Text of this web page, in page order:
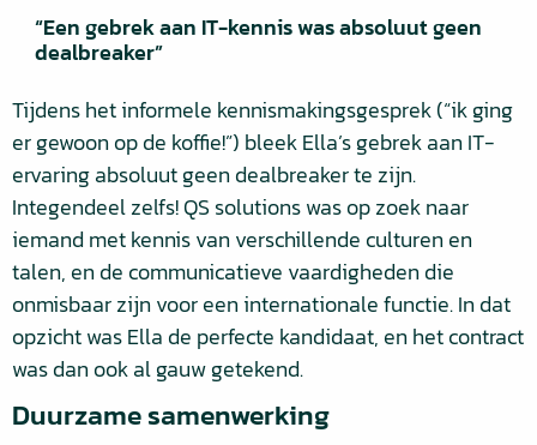
“Een gebrek aan IT-kennis was absoluut geen
dealbreaker”
Tijdens het informele kennismakingsgesprek (“ik ging
er gewoon op de koffie!”) bleek Ella’s gebrek aan IT-
ervaring absoluut geen dealbreaker te zijn.
Integendeel zelfs! QS solutions was op zoek naar
iemand met kennis van verschillende culturen en
talen, en de communicatieve vaardigheden die
onmisbaar zijn voor een internationale functie. In dat
opzicht was Ella de perfecte kandidaat, en het contract
was dan ook al gauw getekend.
Duurzame samenwerking